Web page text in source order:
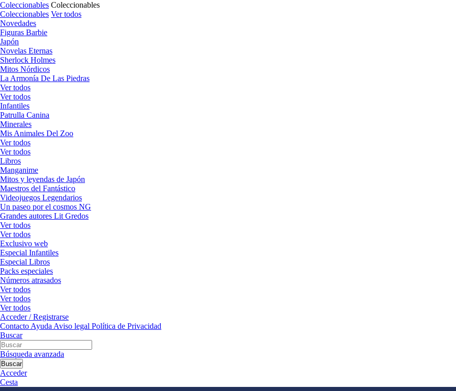
Coleccionables Coleccionables
Coleccionables Ver todos
Novedades
Figuras Barbie
Japón
Novelas Eternas
Sherlock Holmes
Mitos Nórdicos
La Armonía De Las Piedras
Ver todos
Ver todos
Infantiles
Patrulla Canina
Minerales
Mis Animales Del Zoo
Ver todos
Ver todos
Libros
Manganime
Mitos y leyendas de Japón
Maestros del Fantástico
Videojuegos Legendarios
Un paseo por el cosmos NG
Grandes autores Lit Gredos
Ver todos
Ver todos
Exclusivo web
Especial Infantiles
Especial Libros
Packs especiales
Números atrasados
Ver todos
Ver todos
Ver todos
Acceder / Registrarse
Contacto Ayuda Aviso legal Política de Privacidad
Buscar
Búsqueda avanzada
Buscar
Acceder
Cesta